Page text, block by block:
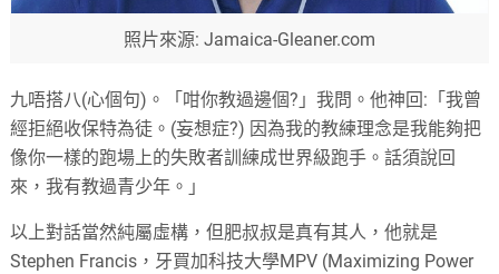
照片來源: Jamaica-Gleaner.com
九唔搭八(心個句)。「咁你教過邊個?」我問。他神回:「我曾
經拒絕收保特為徒。(妄想症?) 因為我的教練理念是我能夠把
像你一樣的跑場上的失敗者訓練成世界級跑手。話須說回
來，我有教過青少年。」
以上對話當然純屬虛構，但肥叔叔是真有其人，他就是
Stephen Francis，牙買加科技大學MPV (Maximizing Power